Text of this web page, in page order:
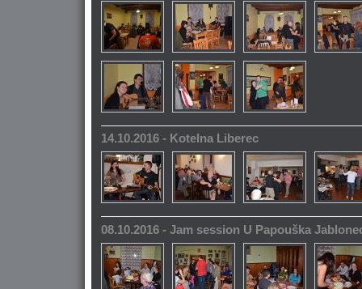
14.10.2016 - Kotelna Liberec
08.10.2016 - Jam session U Papouška